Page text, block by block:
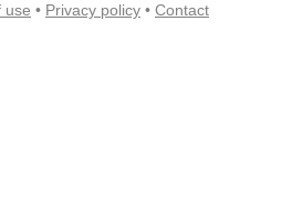
use • Privacy policy • Contact